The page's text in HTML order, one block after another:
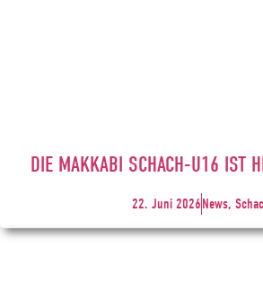
DIE MAKKABI SCHACH-U16 IST
22. Juni 2026News,